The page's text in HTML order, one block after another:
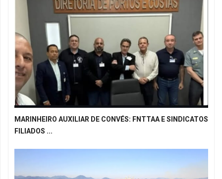
MARINHEIRO AUXILIAR DE CONVÉS: FNTTAA E SINDICATOS
FILIADOS ...